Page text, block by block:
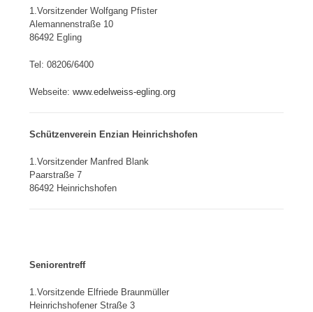
1.Vorsitzender Wolfgang Pfister
Alemannenstraße 10
86492 Egling
Tel: 08206/6400
Webseite:www.edelweiss-egling.org
Schützenverein Enzian Heinrichshofen
1.Vorsitzender Manfred Blank
Paarstraße 7
86492 Heinrichshofen
Seniorentreff
1.Vorsitzende Elfriede Braunmüller
Heinrichshofener Straße 3